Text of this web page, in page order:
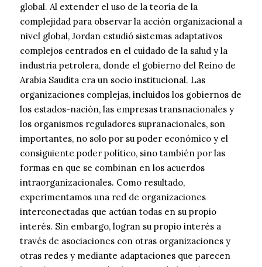
global. Al extender el uso de la teoría de la
complejidad para observar la acción organizacional a
nivel global, Jordan estudió sistemas adaptativos
complejos centrados en el cuidado de la salud y la
industria petrolera, donde el gobierno del Reino de
Arabia Saudita era un socio institucional. Las
organizaciones complejas, incluidos los gobiernos de
los estados-nación, las empresas transnacionales y
los organismos reguladores supranacionales, son
importantes, no solo por su poder económico y el
consiguiente poder político, sino también por las
formas en que se combinan en los acuerdos
intraorganizacionales. Como resultado,
experimentamos una red de organizaciones
interconectadas que actúan todas en su propio
interés. Sin embargo, logran su propio interés a
través de asociaciones con otras organizaciones y
otras redes y mediante adaptaciones que parecen